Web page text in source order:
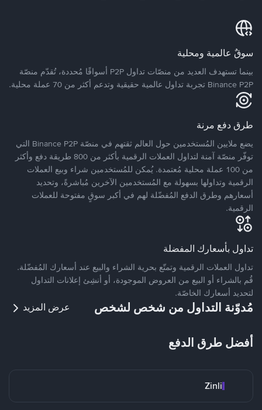
سوقٌ عالمية ومحلية
بينما تستهدف العديد من منصّات تداول P2P أسواقًا مُحددة، تُقدّم منصّة
Binance P2P تجربة تداول عالمية حقيقية وتدعم أكثر من 70 عملة محلية.
طرق دفع مرنة
يضع ملايين المُستخدمين حول العالم ثقتهم في منصّة Binance P2P التي
توفّر منصّة آمنة لتداول العملات الرقمية بأكثر من 800 طريقة دفع وأكثر
من 100 عملة محلية مُعتمدة. يُمكن للمُستخدمين شراء وبيع العملات
الرقمية وتداولها بسهولة مع المُستخدمين الآخرين مُباشرةً، وتحديد
أسعارهم وطرق الدفع المُفضّلة لهم في أكبر سوقٍ مفتوحة للعملات
الرقمية.
تداول بأسعارك المفضلة
تداول العملات الرقمية وتمتّع بحرية الشراء والبيع عند أسعارك المُفضّلة.
قُم بالشراء أو البيع من العروض الموجودة، أو أنشِئ إعلانات التداول
لتحديد أسعارك الخاصّة.
مُدوّنة التداول من شخص لشخص عرض المزيد
أفضل طرق الدفع
Zinli